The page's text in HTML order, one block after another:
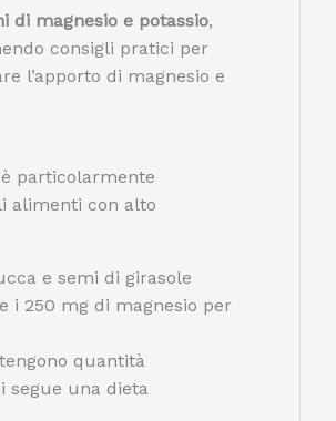
di magnesio e potassio,
consigli pratici per
l’apporto di magnesio e
particolarmente
alimenti con alto
e semi di girasole
i 250 mg di magnesio per
quantità
segue una dieta